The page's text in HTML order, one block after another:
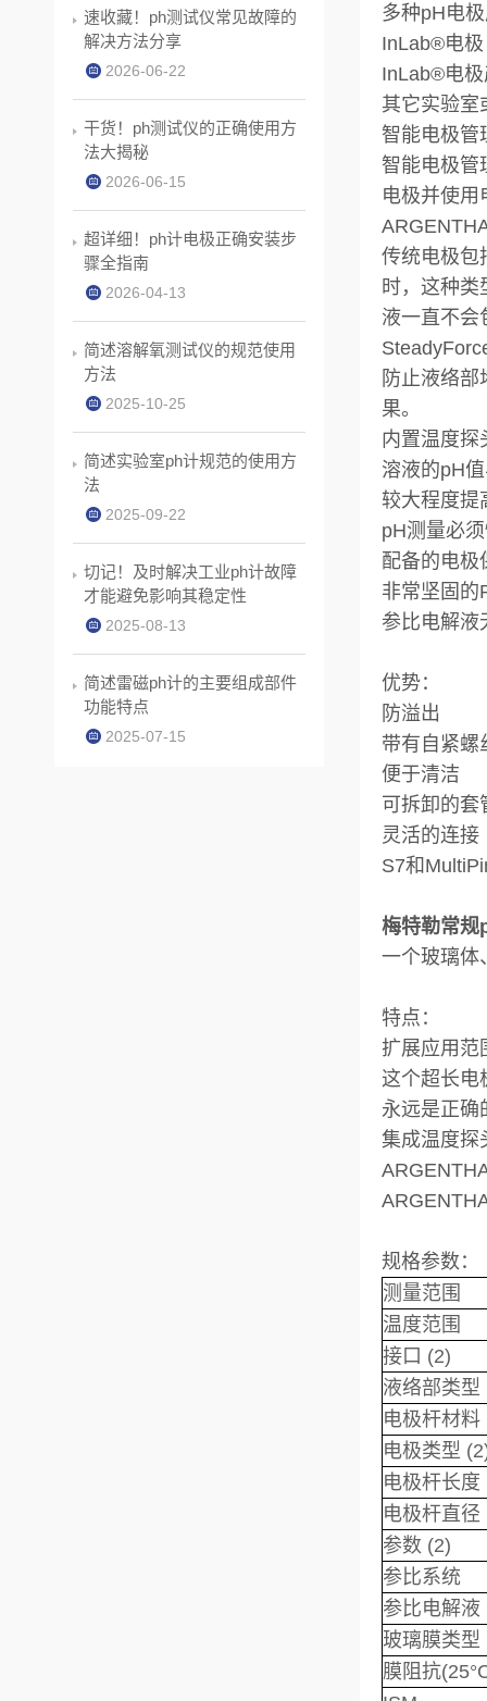
多种pH电
InLab®电极
InLab®电
其它实验室
智能电极管
智能电极管
电极并使用
传统电极包
时，这种类
液一直不会
防止液络
果。
内置温度探
溶液的pH
较大程度提
pH测量必
配备的电极
非常坚固的
参比电解液
优势：
防溢出
带有自紧螺
便于清洁
可拆卸的套
灵活的连接
S7和
梅特勒常
一个玻璃体
特点：
扩展应用范
这个超长电
永远是正确
集成温度探
规格参数：
测量范围
温度范围
接口 (2)
液络部类型
电极杆材料
电极类型
电极杆长度
电极杆直径
参数 (2)
参比系统
参比电解液
玻璃膜类型
膜阻抗
速收藏！ph测试仪常见故障的
解决方法分享
2026-06-22
干货！ph测试仪的正确使用方
法大揭秘
2026-06-15
超详细！ph计电极正确安装步
骤全指南
2026-04-13
简述溶解氧测试仪的规范使用
方法
2025-10-25
简述实验室ph计规范的使用方
法
2025-09-22
切记！及时解决工业ph计故障
才能避免影响其稳定性
2025-08-13
简述雷磁ph计的主要组成部件
功能特点
2025-07-15